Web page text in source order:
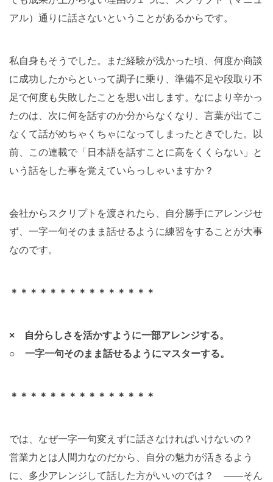
アル）通りに話さないということがあるからです。
私自身もそうでした。まだ経験が浅かった頃、何度か商談
に成功したからといって調子に乗り、準備不足や段取り不
足で何度も失敗したことを思い出します。なにより辛かっ
たのは、次に何を話すのか分からなくなり、言葉が出てこ
なくて話がめちゃくちゃになってしまったときでした。以
前、この連載で「日本語を話すことに高をくくらない」と
いう話をした事を覚えていらっしゃいますか？
会社からスクリプトを渡されたら、自分勝手にアレンジせ
ず、一字一句そのまま話せるように練習をすることが大事
なのです。
＊＊＊＊＊＊＊＊＊＊＊＊＊＊＊
× 自分らしさを活かすように一部アレンジする。
○ 一字一句そのまま話せるようにマスターする。
＊＊＊＊＊＊＊＊＊＊＊＊＊＊＊
では、なぜ一字一句変えずに話さなければいけないの？
営業力とは人間力なのだから、自分の魅力が活きるよう
に、多少アレンジして話した方がいいのでは？ ――そん